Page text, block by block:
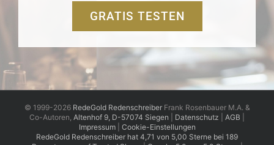
GRATIS TESTEN
© 1999-2026 RedeGold RedenschreiberFrank Rosenbauer M.A. &
Co-Autoren, Altenhof 9, D-57074 Siegen Datenschutz AGB
Impressum| Cookie-Einstellungen
RedeGold Redenschreiber hat 4,71 von 5,00 Sterne bei 189